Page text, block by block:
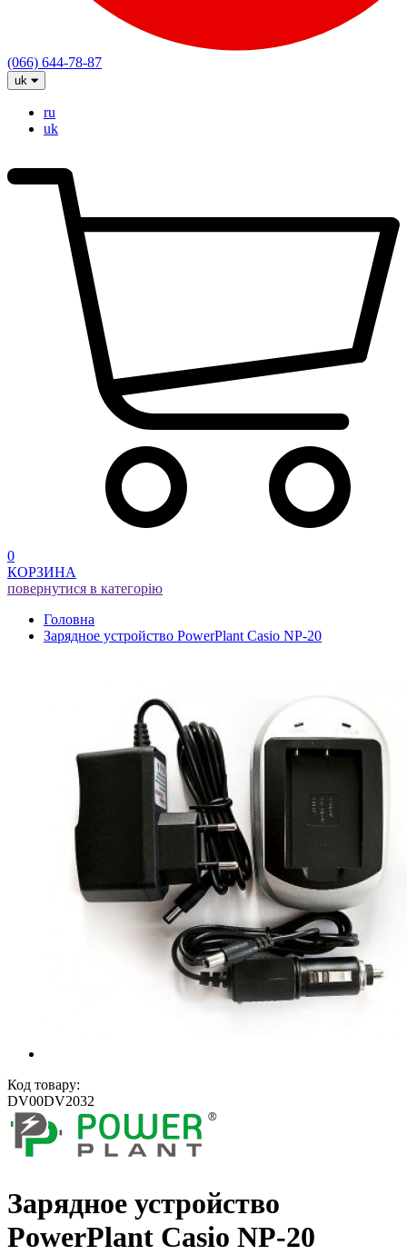
(066) 644-78-87
uk
ru
uk
0
КОРЗИНА
повернутися в категорію
Головна
Зарядное устройство PowerPlant Casio NP-20
Код товару:
DV00DV2032
Зарядное устройство
PowerPlant Casio NP-20